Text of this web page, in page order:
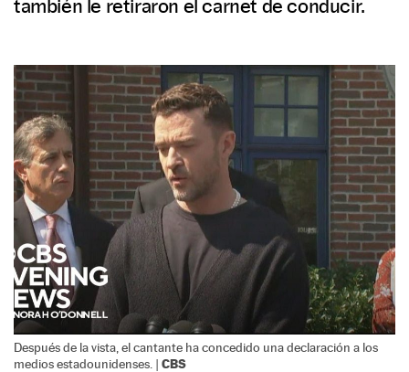
también le retiraron el carnet de conducir.
Después de la vista, el cantante ha concedido una declaración a los
medios estadounidenses. | CBS